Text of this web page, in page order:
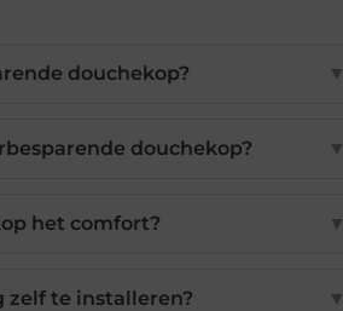
douchekop? ▼
douchekop? ▼
het comfort? ▼
zelf te installeren? ▼